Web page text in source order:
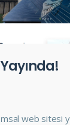
web sitesi